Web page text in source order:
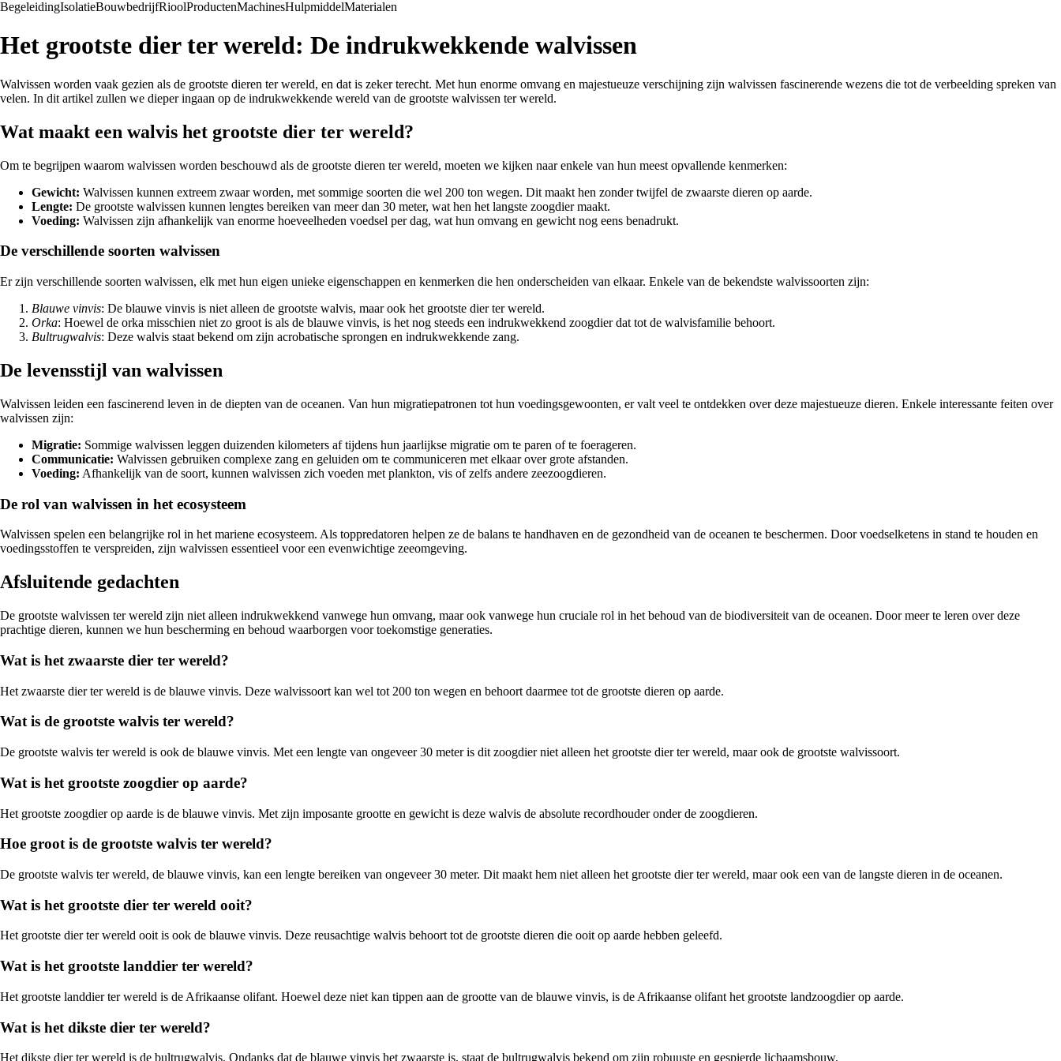
BegeleidingIsolatieBouwbedrijfRioolProductenMachinesHulpmiddelMaterialen
Het grootste dier ter wereld: De indrukwekkende walvissen
Walvissen worden vaak gezien als de grootste dieren ter wereld, en dat is zeker terecht. Met hun enorme omvang en majestueuze verschijning zijn walvissen fascinerende wezens die tot de verbeelding spreken van
velen. In dit artikel zullen we dieper ingaan op de indrukwekkende wereld van de grootste walvissen ter wereld.
Wat maakt een walvis het grootste dier ter wereld?
Om te begrijpen waarom walvissen worden beschouwd als de grootste dieren ter wereld, moeten we kijken naar enkele van hun meest opvallende kenmerken:
Gewicht: Walvissen kunnen extreem zwaar worden, met sommige soorten die wel 200 ton wegen. Dit maakt hen zonder twijfel de zwaarste dieren op aarde.
Lengte: De grootste walvissen kunnen lengtes bereiken van meer dan 30 meter, wat hen het langste zoogdier maakt.
Voeding: Walvissen zijn afhankelijk van enorme hoeveelheden voedsel per dag, wat hun omvang en gewicht nog eens benadrukt.
De verschillende soorten walvissen
Er zijn verschillende soorten walvissen, elk met hun eigen unieke eigenschappen en kenmerken die hen onderscheiden van elkaar. Enkele van de bekendste walvissoorten zijn:
Blauwe vinvis: De blauwe vinvis is niet alleen de grootste walvis, maar ook het grootste dier ter wereld.
Orka: Hoewel de orka misschien niet zo groot is als de blauwe vinvis, is het nog steeds een indrukwekkend zoogdier dat tot de walvisfamilie behoort.
Bultrugwalvis: Deze walvis staat bekend om zijn acrobatische sprongen en indrukwekkende zang.
De levensstijl van walvissen
Walvissen leiden een fascinerend leven in de diepten van de oceanen. Van hun migratiepatronen tot hun voedingsgewoonten, er valt veel te ontdekken over deze majestueuze dieren. Enkele interessante feiten over
walvissen zijn:
Migratie: Sommige walvissen leggen duizenden kilometers af tijdens hun jaarlijkse migratie om te paren of te foerageren.
Communicatie: Walvissen gebruiken complexe zang en geluiden om te communiceren met elkaar over grote afstanden.
Voeding: Afhankelijk van de soort, kunnen walvissen zich voeden met plankton, vis of zelfs andere zeezoogdieren.
De rol van walvissen in het ecosysteem
Walvissen spelen een belangrijke rol in het mariene ecosysteem. Als toppredatoren helpen ze de balans te handhaven en de gezondheid van de oceanen te beschermen. Door voedselketens in stand te houden en
voedingsstoffen te verspreiden, zijn walvissen essentieel voor een evenwichtige zeeomgeving.
Afsluitende gedachten
De grootste walvissen ter wereld zijn niet alleen indrukwekkend vanwege hun omvang, maar ook vanwege hun cruciale rol in het behoud van de biodiversiteit van de oceanen. Door meer te leren over deze
prachtige dieren, kunnen we hun bescherming en behoud waarborgen voor toekomstige generaties.
Wat is het zwaarste dier ter wereld?
Het zwaarste dier ter wereld is de blauwe vinvis. Deze walvissoort kan wel tot 200 ton wegen en behoort daarmee tot de grootste dieren op aarde.
Wat is de grootste walvis ter wereld?
De grootste walvis ter wereld is ook de blauwe vinvis. Met een lengte van ongeveer 30 meter is dit zoogdier niet alleen het grootste dier ter wereld, maar ook de grootste walvissoort.
Wat is het grootste zoogdier op aarde?
Het grootste zoogdier op aarde is de blauwe vinvis. Met zijn imposante grootte en gewicht is deze walvis de absolute recordhouder onder de zoogdieren.
Hoe groot is de grootste walvis ter wereld?
De grootste walvis ter wereld, de blauwe vinvis, kan een lengte bereiken van ongeveer 30 meter. Dit maakt hem niet alleen het grootste dier ter wereld, maar ook een van de langste dieren in de oceanen.
Wat is het grootste dier ter wereld ooit?
Het grootste dier ter wereld ooit is ook de blauwe vinvis. Deze reusachtige walvis behoort tot de grootste dieren die ooit op aarde hebben geleefd.
Wat is het grootste landdier ter wereld?
Het grootste landdier ter wereld is de Afrikaanse olifant. Hoewel deze niet kan tippen aan de grootte van de blauwe vinvis, is de Afrikaanse olifant het grootste landzoogdier op aarde.
Wat is het dikste dier ter wereld?
Het dikste dier ter wereld is de bultrugwalvis. Ondanks dat de blauwe vinvis het zwaarste is, staat de bultrugwalvis bekend om zijn robuuste en gespierde lichaamsbouw.